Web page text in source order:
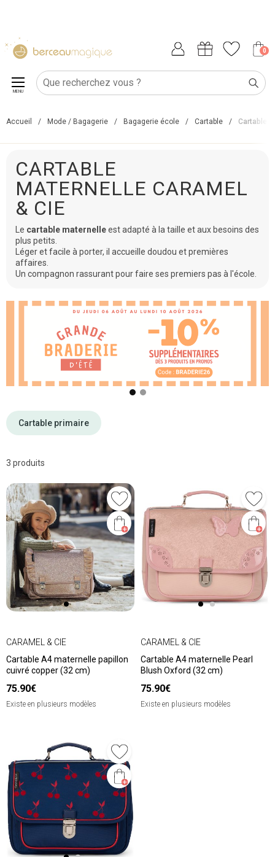
0
MENU
Accueil / Mode / Bagagerie / Bagagerie école / Cartable / Cartable
CARTABLE
MATERNELLE CARAMEL
& CIE
Le cartable maternelleest adapté à la taille et aux besoins des
plus petits.
Léger et facile à porter, il accueille doudou et premières
affaires.
Un compagnon rassurant pour faire ses premiers pas à l'école.
Cartable primaire
3 produits
CARAMEL & CIE
Cartable A4 maternelle papillon
cuivré copper (32 cm)
75.90€
Existe en plusieurs modèles
CARAMEL & CIE
Cartable A4 maternelle Pearl
Blush Oxford (32 cm)
75.90€
Existe en plusieurs modèles